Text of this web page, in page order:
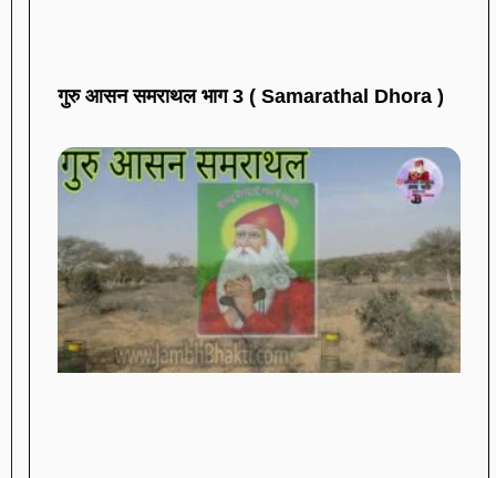
गुरु आसन समराथल भाग 3 ( Samarathal Dhora )